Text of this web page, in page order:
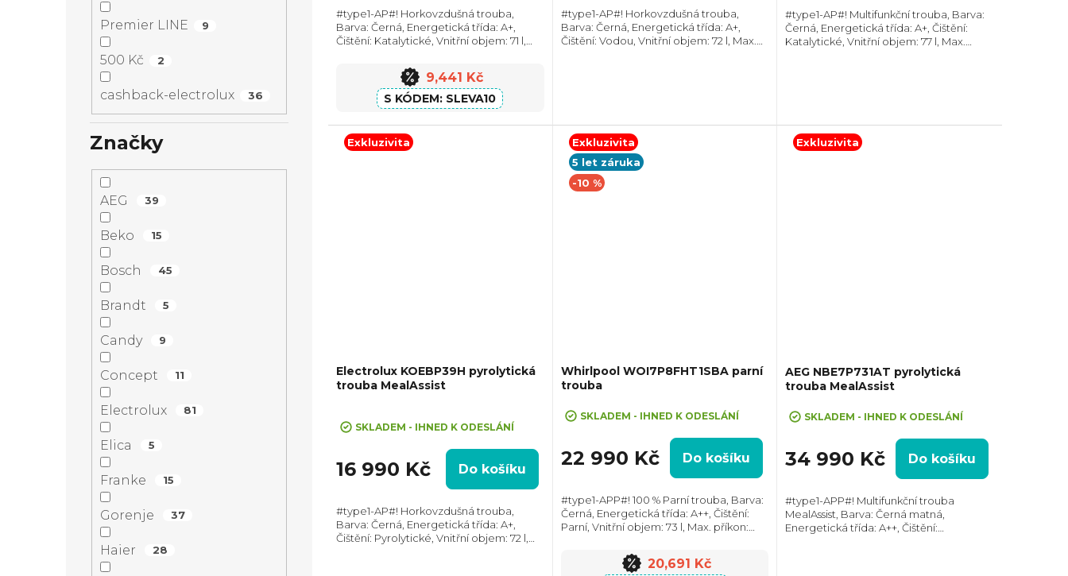
Premier LINE 9
500 Kč 2
cashback-electrolux 36
Značky
AEG 39
Beko 15
Bosch 45
Brandt 5
Candy 9
Concept 11
Electrolux 81
Elica 5
Franke 15
Gorenje 37
Haier 28
#type1-AP#! Horkovzdušná trouba,
Barva: Černá, Energetická třída: A+,
Čištění: Katalytické, Vnitřní objem: 71 l,
595x595x551 mm, Výbava: Teleskopický
9,441 Kč
SLEVA10
#type1-AP#! Horkovzdušná trouba,
Barva: Černá, Energetická třída: A+,
Čištění: Vodou, Vnitřní objem: 72 l, Max.
#type1-AP#! Multifunkční trouba, Barva:
Černá, Energetická třída: A+, Čištění:
Katalytické, Vnitřní objem: 77 l, Max.
Exkluzivita
Electrolux KOEBP39H pyrolytická
trouba MealAssist
hodnocení
je
5,0
5
hvězdiček.
SKLADEM - IHNED K ODESLÁNÍ
16 990 Kč Do košíku
#type1-AP#! Horkovzdušná trouba,
Barva: Černá, Energetická třída: A+,
Čištění: Pyrolytické, Vnitřní objem: 72 l,
Exkluzivita
5 let záruka
-10 %
Whirlpool WOI7P8FHT1SBA parní
trouba
SKLADEM - IHNED K ODESLÁNÍ
22 990 Kč Do košíku
#type1-APP#! 100 % Parní trouba, Barva:
Černá, Energetická třída: A++, Čištění:
Parní, Vnitřní objem: 73 l, Max. příkon:
mm, Výbava: Teleskopický výsuv,...
20,691 Kč
Exkluzivita
AEG NBE7P731AT pyrolytická
trouba MealAssist
SKLADEM - IHNED K ODESLÁNÍ
34 990 Kč Do košíku
#type1-APP#! Multifunkční trouba
MealAssist, Barva: Černá matná,
Energetická třída: A++, Čištění: